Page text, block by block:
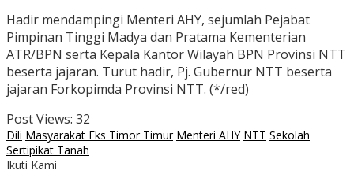
Hadir mendampingi Menteri AHY, sejumlah Pejabat
Pimpinan Tinggi Madya dan Pratama Kementerian
ATR/BPN serta Kepala Kantor Wilayah BPN Provinsi NTT
beserta jajaran. Turut hadir, Pj. Gubernur NTT beserta
jajaran Forkopimda Provinsi NTT. (*/red)
Post Views: 32
Dili Masyarakat Eks Timor Timur Menteri AHY NTT Sekolah
Sertipikat Tanah
Ikuti Kami